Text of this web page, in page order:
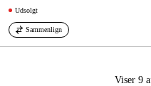
Udsolgt
Sammenlign
Viser 9